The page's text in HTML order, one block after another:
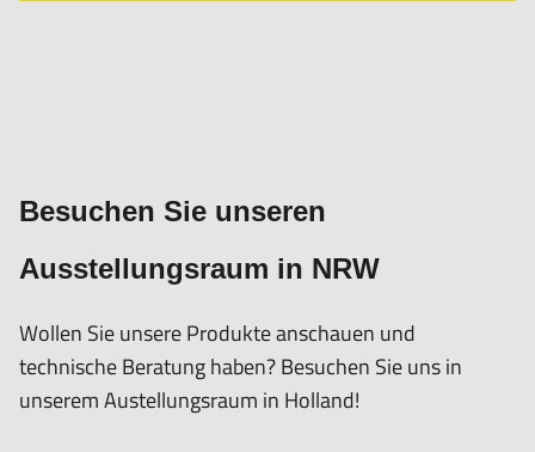
Besuchen Sie unseren
Ausstellungsraum in NRW
Wollen Sie unsere Produkte anschauen und
technische Beratung haben? Besuchen Sie uns in
unserem Austellungsraum in Holland!